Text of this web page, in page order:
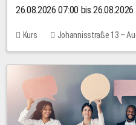
26.08.2026 07:00 bis 26.08.2026
Kurs
Johannisstraße 13 –
Keine freien Plätze